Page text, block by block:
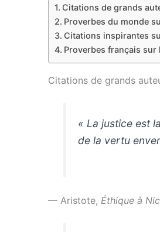
Citations de grands
Proverbes du monde
Citations inspirantes
Proverbes français sur
Citations de grands
« La justice est
de la vertu
— Aristote, Éthique à